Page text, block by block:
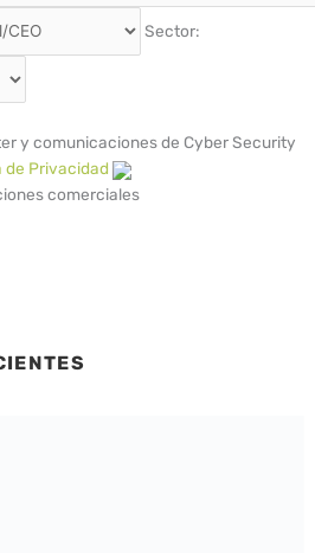
Sector:
y comunicaciones de Cyber Security
de Privacidad
comerciales